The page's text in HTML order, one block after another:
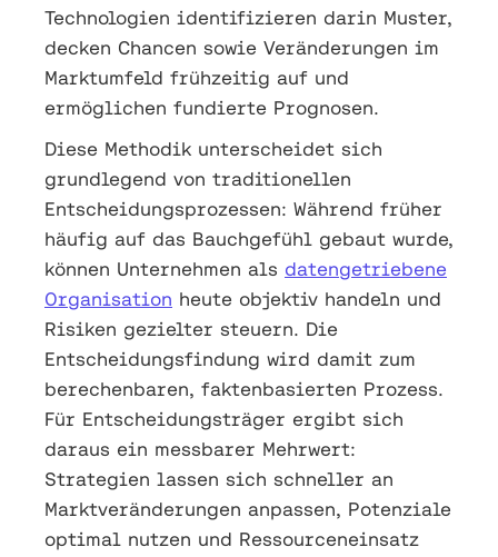
Technologien identifizieren darin Muster,
decken Chancen sowie Veränderungen im
Marktumfeld frühzeitig auf und
ermöglichen fundierte Prognosen.
Diese Methodik unterscheidet sich
grundlegend von traditionellen
Entscheidungsprozessen: Während früher
häufig auf das Bauchgefühl gebaut wurde,
können Unternehmen als datengetriebene
Organisation heute objektiv handeln und
Risiken gezielter steuern. Die
Entscheidungsfindung wird damit zum
berechenbaren, faktenbasierten Prozess.
Für Entscheidungsträger ergibt sich
daraus ein messbarer Mehrwert:
Strategien lassen sich schneller an
Marktveränderungen anpassen, Potenziale
optimal nutzen und Ressourceneinsatz